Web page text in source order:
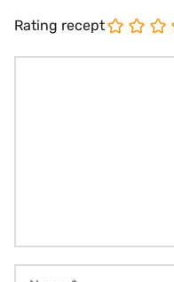
Rating recept